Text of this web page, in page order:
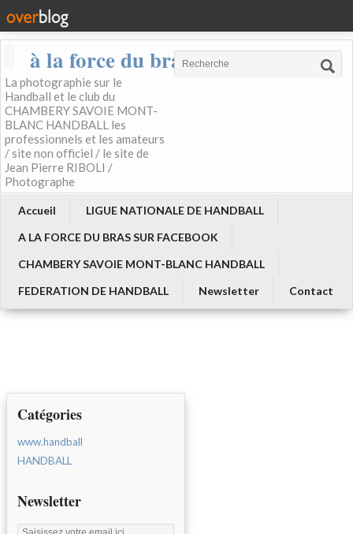
à la force du bras
La photographie sur le
Handball et le club du
CHAMBERY SAVOIE MONT-
BLANC HANDBALL les
professionnels et les amateurs
/ site non officiel / le site de
Jean Pierre RIBOLI /
Photographe
Accueil
LIGUE NATIONALE DE HANDBALL
A LA FORCE DU BRAS SUR FACEBOOK
CHAMBERY SAVOIE MONT-BLANC HANDBALL
FEDERATION DE HANDBALL
Newsletter Contact
Catégories
www.handball
HANDBALL
Newsletter